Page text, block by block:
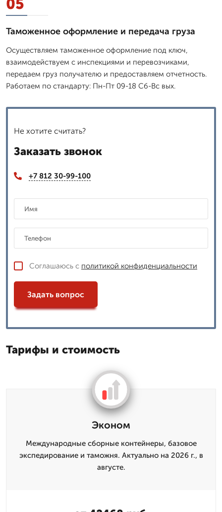
05
Таможенное оформление и передача груза
Осуществляем таможенное оформление под ключ,
взаимодействуем с инспекциями и перевозчиками,
передаем груз получателю и предоставляем отчетность.
Работаем по стандарту: Пн-Пт 09-18 Сб-Вс вых.
Не хотите считать?
Заказать звонок
+7 812 30-99-100
Соглашаюсь с политикой конфиденциальности
Задать вопрос
Тарифы и стоимость
Эконом
Международные сборные контейнеры, базовое
экспедирование и таможня. Актуально на 2026 г., в
августе.